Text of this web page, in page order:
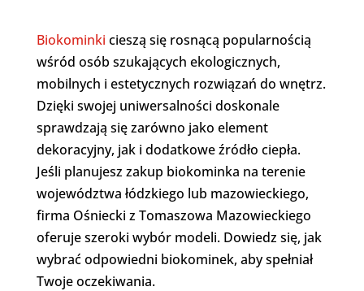
Biokominki cieszą się rosnącą popularnością
wśród osób szukających ekologicznych,
mobilnych i estetycznych rozwiązań do wnętrz.
Dzięki swojej uniwersalności doskonale
sprawdzają się zarówno jako element
dekoracyjny, jak i dodatkowe źródło ciepła.
Jeśli planujesz zakup biokominka na terenie
województwa łódzkiego lub mazowieckiego,
firma Ośniecki z Tomaszowa Mazowieckiego
oferuje szeroki wybór modeli. Dowiedz się, jak
wybrać odpowiedni biokominek, aby spełniał
Twoje oczekiwania.